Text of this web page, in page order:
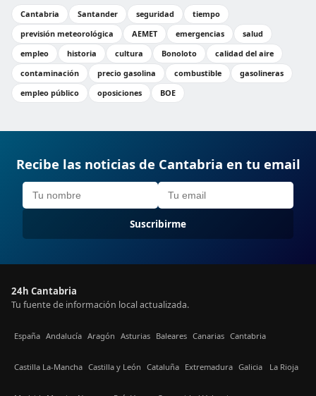
Cantabria Santander seguridad
tiempo
previsión meteorológica
AEMET emergencias
salud
empleo
historia cultura Bonoloto
calidad del aire
contaminación
precio gasolina combustible
gasolineras
empleo público
oposiciones BOE
Recibe las noticias de Cantabria en tu email
Suscribirme
24h Cantabria
Tu fuente de información local actualizada.
España Andalucía Aragón Asturias Baleares Canarias Cantabria
Castilla La-Mancha Castilla y León Cataluña Extremadura Galicia La Rioja